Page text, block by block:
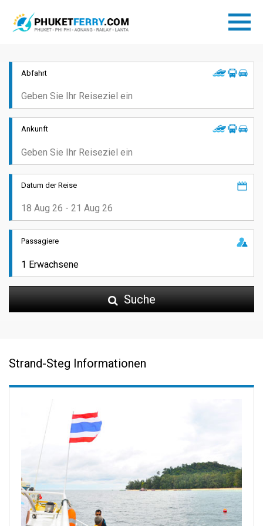
Abfahrt
Ankunft
Datum der Reise
Passagiere
Suche
Strand-Steg Informationen